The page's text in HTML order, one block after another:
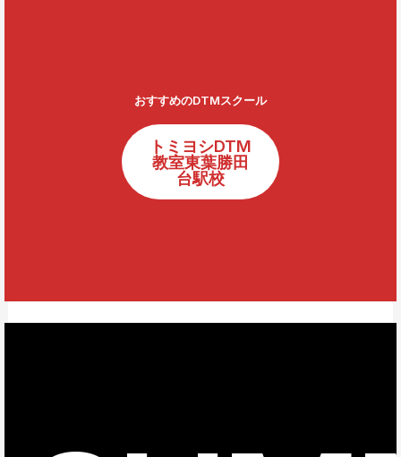
おすすめのDTMスクール
トミヨシDTM
教室東葉勝田
台駅校